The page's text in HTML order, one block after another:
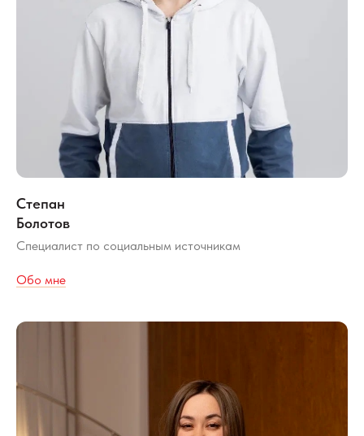
Степан
Болотов
Специалист по социальным источникам
Обо мне